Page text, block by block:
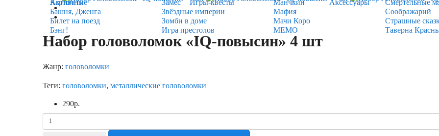
Карточные
Игры-квесты
Аксессуары
Активити
Башня, Дженга
Билет на поезд
Бэнг!
Замес
Звёздные империи
Зомби в доме
Игра престолов
Манчкин
Мафия
Мачи Коро
МЕМО
Смертельные
Соображарий
Страшные
Таверна
Набор головоломок «IQ-повысин» 4 шт
Жанр: головоломки
Теги: головоломки, металлические головоломки
290р.